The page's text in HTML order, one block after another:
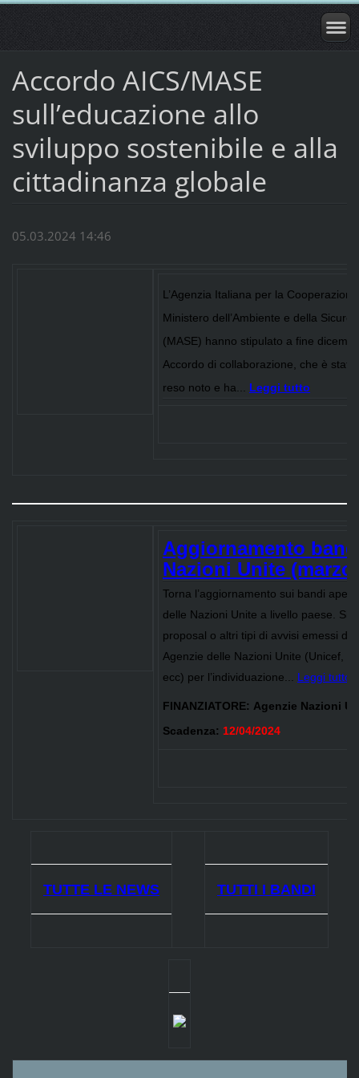
Accordo AICS/MASE
sull’educazione allo
sviluppo sostenibile e alla
cittadinanza globale
05.03.2024 14:46
L’Agenzia Italiana per la
Ministero dell’Ambiente e della
(MASE) hanno stipulato a fine
Accordo di collaborazione, che è
reso noto e ha... Leggi tutto
Aggiornamento
Nazioni Unite (marzo
Torna l’aggiornamento sui bandi
delle Nazioni Unite a livello paese. Si
proposal o altri tipi di avvisi emessi
Agenzie delle Nazioni Unite (Unicef,
ecc) per l’individuazione... Leggi tutto
FINANZIATORE: Agenzie Nazioni
Scadenza: 12/04/2024
TUTTE LE NEWS TUTTI I BANDI